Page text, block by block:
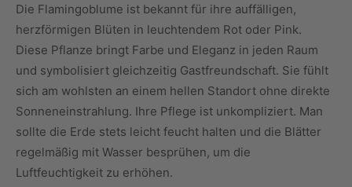
Die Flamingoblume ist bekannt für ihre auffälligen,
herzförmigen Blüten in leuchtendem Rot oder Pink.
Diese Pflanze bringt Farbe und Eleganz in jeden Raum
und symbolisiert gleichzeitig Gastfreundschaft. Sie fühlt
sich am wohlsten an einem hellen Standort ohne direkte
Sonneneinstrahlung. Ihre Pflege ist unkompliziert. Man
sollte die Erde stets leicht feucht halten und die Blätter
regelmäßig mit Wasser besprühen, um die
Luftfeuchtigkeit zu erhöhen.